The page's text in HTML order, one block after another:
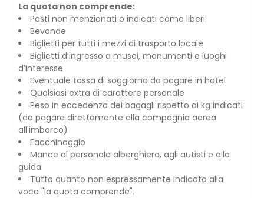
La quota non comprende:
Pasti non menzionati o indicati come liberi
Bevande
Biglietti per tutti i mezzi di trasporto locale
Biglietti d’ingresso a musei, monumenti e luoghi
d’interesse
Eventuale tassa di soggiorno da pagare in hotel
Qualsiasi extra di carattere personale
Peso in eccedenza dei bagagli rispetto ai kg indicati
(da pagare direttamente alla compagnia aerea
all'imbarco)
Facchinaggio
Mance al personale alberghiero, agli autisti e alla
guida
Tutto quanto non espressamente indicato alla
voce "la quota comprende".